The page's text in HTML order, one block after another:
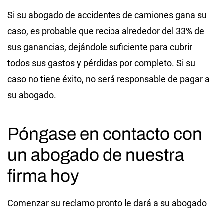
Si su abogado de accidentes de camiones gana su
caso, es probable que reciba alrededor del 33% de
sus ganancias, dejándole suficiente para cubrir
todos sus gastos y pérdidas por completo. Si su
caso no tiene éxito, no será responsable de pagar a
su abogado.
Póngase en contacto con
un abogado de nuestra
firma hoy
Comenzar su reclamo pronto le dará a su abogado